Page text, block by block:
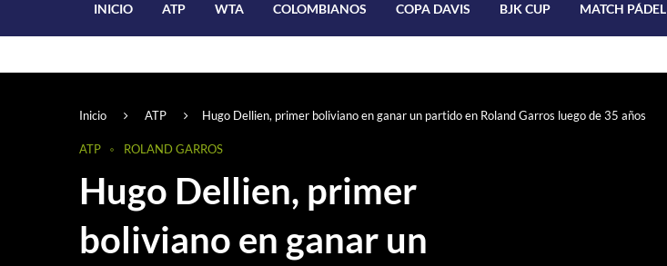
INICIO ATP WTA COLOMBIANOS COPA DAVIS BJK CUP MATCH PÁDEL
Inicio ATP Hugo Dellien, primer boliviano en ganar un partido en Roland Garros luego de 35 años
ATP ROLAND GARROS
Hugo Dellien, primer
boliviano en ganar un